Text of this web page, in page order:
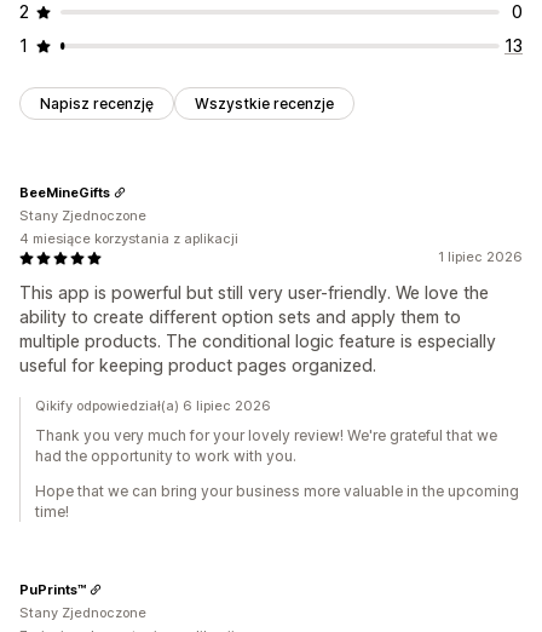
2
0
1
13
Napisz recenzję Wszystkie recenzje
1 lipiec 2026
This app is powerful but still very user-friendly. We love the
ability to create different option sets and apply them to
multiple products. The conditional logic feature is especially
useful for keeping product pages organized.
BeeMineGifts
Stany Zjednoczone
4 miesiące korzystania z aplikacji
Qikify odpowiedział(a) 6 lipiec 2026
Thank you very much for your lovely review! We're grateful that we
had the opportunity to work with you.
Hope that we can bring your business more valuable in the upcoming
time!
PuPrints™️
Stany Zjednoczone